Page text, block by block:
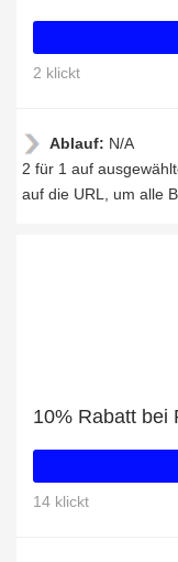
2 klickt
Ablauf: N/A
2 für 1 auf
auf die URL, um alle
10% Rabatt bei
14 klickt